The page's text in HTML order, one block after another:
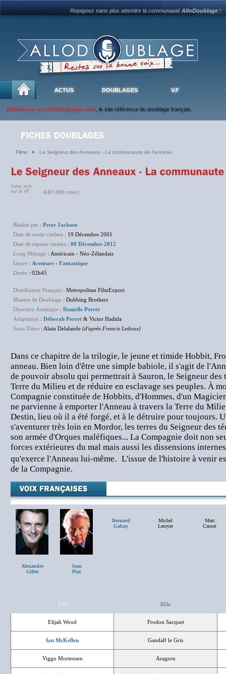
Rejoignez sans plus attendre la communautéAlloDoublage !
ACTUS DOUBLAGES V.F
Bienvenue sur AlloDoublage.com , le site référence du doublage français.
Films > Le Seigneur des Anneaux - La communaute de l'anneau
Votre avis
sur la VF :
4.0/5 (688 notes)
Réalisé par : Peter Jackson
Date de sortie cinéma : 19 Décembre 2001
Date de reprise cinéma : 08 Décembre 2012
Long Métrage : Américain - Néo-Zélandais
Genre : Aventure - Fantastique
Durée : 02h45
Distributeur Français : Metropolitan FilmExport
Maison de Doublage : Dubbing Brothers
Direction Artistique : Danielle Perret
Adaptation : Déborah Perret & Victor Hadida
Sous-Titres : Alain Delalande (d'après Francis Ledoux)
Dans ce chapitre de la trilogie, le jeune et timide Hobbit,
anneau. Bien loin d'être une simple babiole, il s'agit de
de pouvoir absolu qui permettrait à Sauron, le Seigneur des
Terre du Milieu et de réduire en esclavage ses peuples. À
Compagnie constituée de Hobbits, d'Hommes, d'un
ne parvienne à emporter l'Anneau à travers la Terre du
Destin, lieu où il a été forgé, et à le détruire pour toujours.
s'aventurer très loin en Mordor, les terres du Seigneur des
son armée d'Orques maléfiques... La Compagnie doit non
forces extérieures du mal mais aussi les dissensions
qu'exerce l'Anneau lui-même. L'issue de l'histoire à venir
de la Compagnie.
Alexandre
Gillet
Jean
Piat
Bernard
Gabay
Michel
Leroyer
Marc
Cassot
V.O Rôle
Elijah Wood Frodon Sacquet
Ian McKellen Gandalf le Gris
Viggo Mortensen Aragorn